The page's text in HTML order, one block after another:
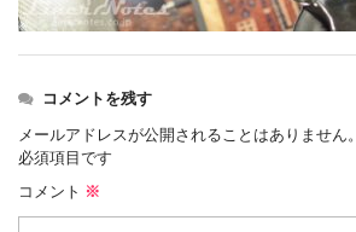
コメントを残す
メールアドレスが公開されることはありません。
必須項目です
コメント ※